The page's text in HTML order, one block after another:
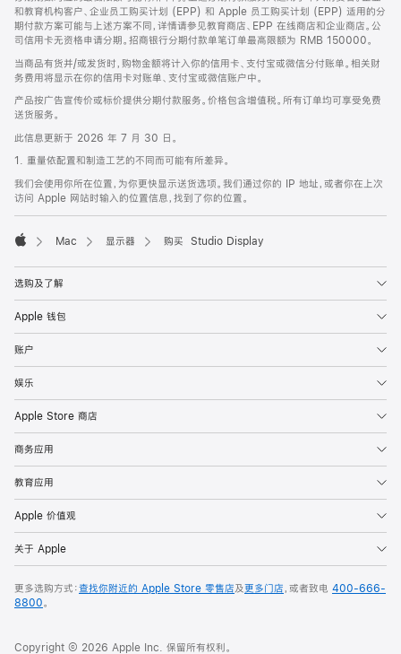
和教育机构客户、企业员工购买计划 (EPP) 和 Apple 员工购买计划 (EPP) 适用的分
期付款方案可能与上述方案不同，详情请参见教育商店、EPP 在线商店和企业商店。公
司信用卡无资格申请分期。招商银行分期付款单笔订单最高限额为 RMB 150000。
当商品有货并/或发货时，购物金额将计入你的信用卡、支付宝或微信分付账单。相关财
务费用将显示在你的信用卡对账单、支付宝或微信账户中。
产品按广告宣传价或标价提供分期付款服务。价格包含增值税。所有订单均可享受免费
送货服务。
此信息更新于 2026 年 7 月 30 日。
1. 重量依配置和制造工艺的不同而可能有所差异。
我们会使用你所在位置，为你更快显示送货选项。我们通过你的 IP 地址，或者你在上次
访问 Apple 网站时输入的位置信息，找到了你的位置。
Mac 显示器 购买 Studio Display
选购及了解
Apple 钱包
账户
娱乐
Apple Store 商店
商务应用
教育应用
Apple 价值观
关于 Apple
更多选购方式：查找你附近的 Apple Store 零售店及更多门店，或者致电 400-666-
8800。
Copyright © 2026 Apple Inc. 保留所有权利。